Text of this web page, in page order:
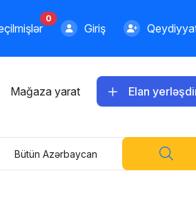
0
Giriş
Mağaza yarat Elan
Bütün Azərbaycan